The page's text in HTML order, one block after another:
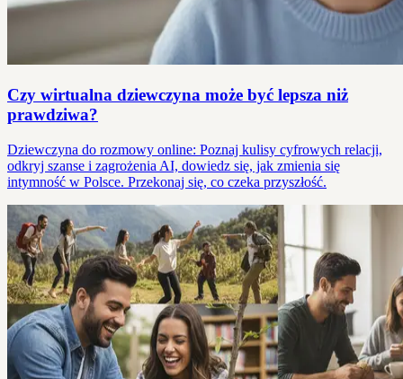
Czy wirtualna dziewczyna może być lepsza niż
prawdziwa?
Dziewczyna do rozmowy online: Poznaj kulisy cyfrowych relacji,
odkryj szanse i zagrożenia AI, dowiedz się, jak zmienia się
intymność w Polsce. Przekonaj się, co czeka przyszłość.